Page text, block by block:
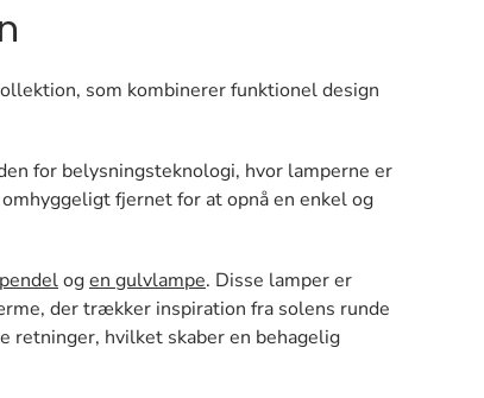
som kombinerer funktionel design
for belysningsteknologi, hvor lamperne er
fjernet for at opnå en enkel og
pendelogen gulvlampe. Disse lamper er
der trækker inspiration fra solens runde
retninger, hvilket skaber en behagelig